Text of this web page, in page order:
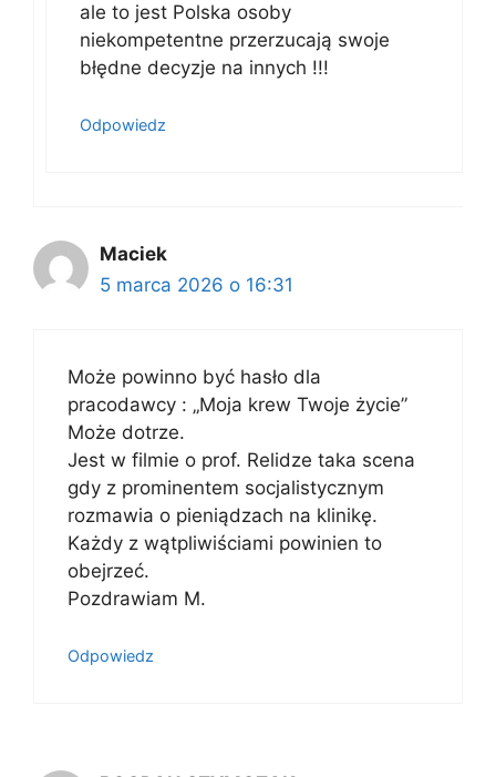
ale to jest Polska osoby
niekompetentne przerzucają swoje
błędne decyzje na innych !!!
Odpowiedz
Maciek
5 marca 2026 o 16:31
Może powinno być hasło dla
pracodawcy : „Moja krew Twoje życie”
Może dotrze.
Jest w filmie o prof. Relidze taka scena
gdy z prominentem socjalistycznym
rozmawia o pieniądzach na klinikę.
Każdy z wątpliwiściami powinien to
obejrzeć.
Pozdrawiam M.
Odpowiedz